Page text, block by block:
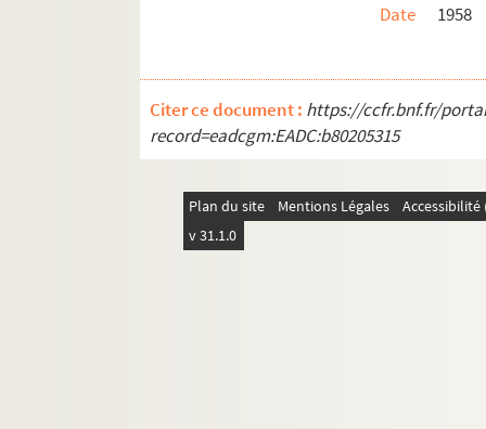
Date
1958
Citer ce document : https://ccfr.bnf.fr/
record=eadcgm:EADC:b80205315
Plan du site Mentions Légales
v 31.1.0